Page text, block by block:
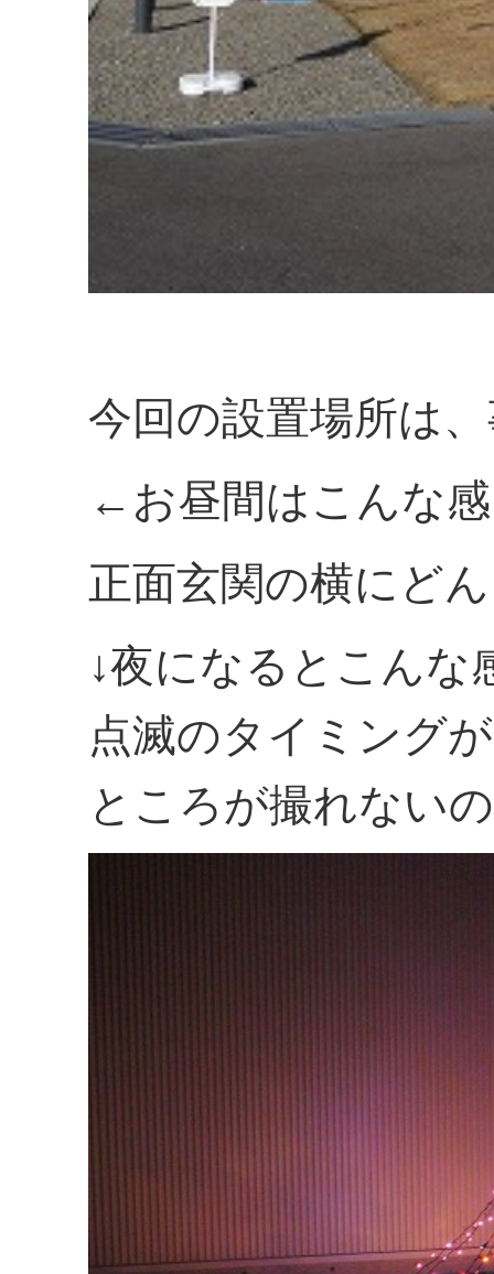
今回の設置場所は
←お昼間はこんな
正面玄関の横にど
↓夜になるとこん
点滅のタイミング
ところが撮れない